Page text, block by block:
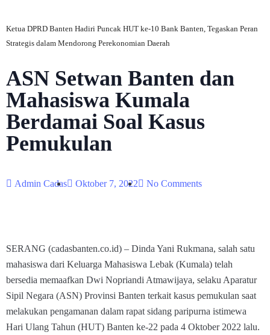
Ketua DPRD Banten Hadiri Puncak HUT ke-10 Bank Banten, Tegaskan Peran
Strategis dalam Mendorong Perekonomian Daerah
ASN Setwan Banten dan
Mahasiswa Kumala
Berdamai Soal Kasus
Pemukulan
Admin Cadas Oktober 7, 2022 No Comments
SERANG (cadasbanten.co.id) – Dinda Yani Rukmana, salah satu
mahasiswa dari Keluarga Mahasiswa Lebak (Kumala) telah
bersedia memaafkan Dwi Nopriandi Atmawijaya, selaku Aparatur
Sipil Negara (ASN) Provinsi Banten terkait kasus pemukulan saat
melakukan pengamanan dalam rapat sidang paripurna istimewa
Hari Ulang Tahun (HUT) Banten ke-22 pada 4 Oktober 2022 lalu.